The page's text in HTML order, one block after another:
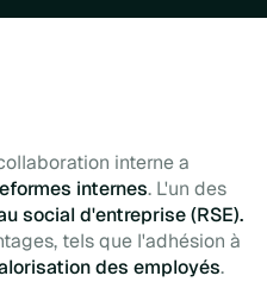
interne a
internes. L'un des
social d'entreprise (RSE).
tels que l'adhésion à
des employés.